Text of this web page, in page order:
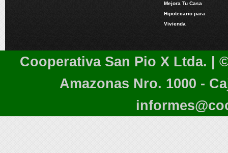
Mejora Tu Casa
Hipotecario para
Vivienda
Cooperativa San Pio X Ltda. |
Amazonas Nro. 1000 -